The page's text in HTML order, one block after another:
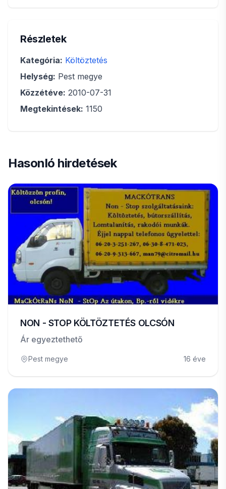
Részletek
Kategória: Költöztetés
Helység: Pest megye
Közzétéve: 2010-07-31
Megtekintések: 1150
Hasonló hirdetések
NON - STOP KÖLTÖZTETÉS OLCSÓN
Ár egyeztethető
Pest megye 16 éve